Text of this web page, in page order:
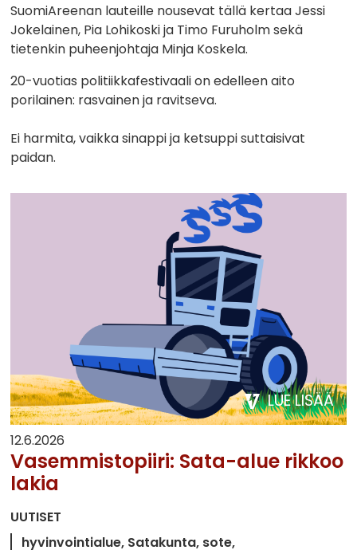
SuomiAreenan lauteille nousevat tällä kertaa Jessi
Jokelainen, Pia Lohikoski ja Timo Furuholm sekä
tietenkin puheenjohtaja Minja Koskela.
20-vuotias politiikkafestivaali on edelleen aito
porilainen: rasvainen ja ravitseva.
Ei harmita, vaikka sinappi ja ketsuppi suttaisivat
paidan.
LUE LISÄÄ
12.6.2026
Vasemmistopiiri: Sata-alue rikkoo
lakia
UUTISET
hyvinvointialue Satakunta sote